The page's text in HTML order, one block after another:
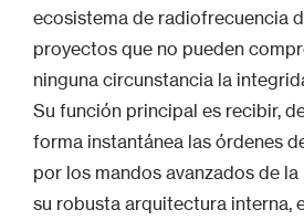
ecosistema de radiofrecuencia
proyectos que no pueden
ninguna circunstancia la
Su función principal es recibir,
forma instantánea las órdenes
por los mandos avanzados de la
su robusta arquitectura interna,